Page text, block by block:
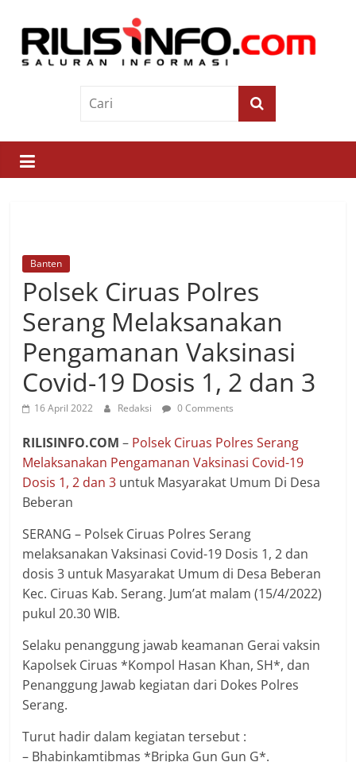
contentRilis
Saluran
Informasi
Banten
Polsek Ciruas Polres
Serang Melaksanakan
Pengamanan Vaksinasi
Covid-19 Dosis 1, 2 dan 3
16 April 2022 Redaksi 0 Comments
RILISINFO.COM – Polsek Ciruas Polres Serang
Melaksanakan Pengamanan Vaksinasi Covid-19
Dosis 1, 2 dan 3 untuk Masyarakat Umum Di Desa
Beberan
SERANG – Polsek Ciruas Polres Serang
melaksanakan Vaksinasi Covid-19 Dosis 1, 2 dan
dosis 3 untuk Masyarakat Umum di Desa Beberan
Kec. Ciruas Kab. Serang. Jum’at malam (15/4/2022)
pukul 20.30 WIB.
Selaku penanggung jawab keamanan Gerai vaksin
Kapolsek Ciruas *Kompol Hasan Khan, SH*, dan
Penanggung Jawab kegiatan dari Dokes Polres
Serang.
Turut hadir dalam kegiatan tersebut :
– Bhabinkamtibmas *Bripka Gun Gun G*.